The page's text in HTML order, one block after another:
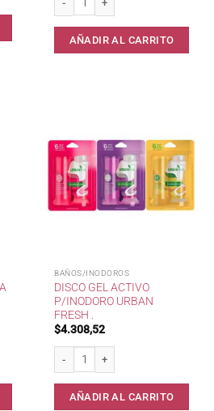
AÑADIR AL CARRITO
BAÑOS/INODOROS
DISCO GEL ACTIVO
P/INODORO URBAN
FRESH .
$4.308,52
AÑADIR AL CARRITO